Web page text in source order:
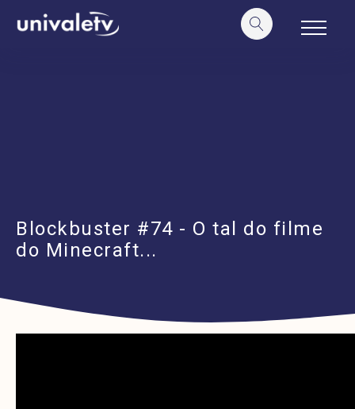
conteúdo
Blockbuster #74 - O tal do filme
do Minecraft...